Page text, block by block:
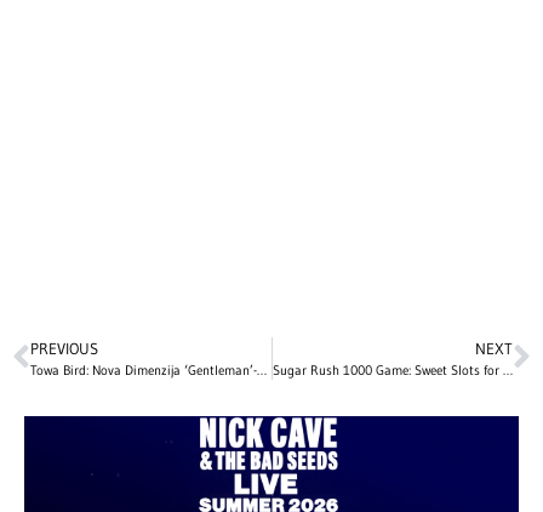
PREVIOUS
Towa Bird: Nova Dimenzija ‘Gentleman’-a kroz Muziku i Stil
NEXT
Sugar Rush 1000 Game: Sweet Slots for Quick Thrills